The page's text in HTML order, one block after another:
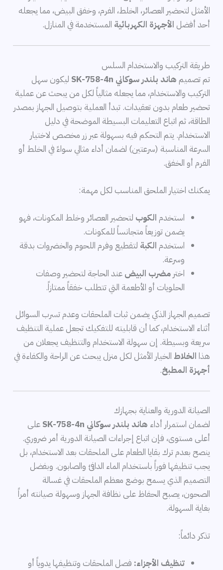
الأمثل لتحضير العصائر، الخلط، الفرم، وخفق البيض، مما يجعله
أحد أفضل الأجهزة الكهربائية المستخدمة في المنازل.
طريقة التركيب والاستخدام السلس
تم تصميم هاند بلندر سوكاني SK-758-4n
ليكون سهل
التركيب والاستخدام، مما يجعله مثالياً لكل من يبحث عن عملية
تحضير طعام بدون تعقيدات. تبدأ العملية بتوصيل الجهاز بمصدر
الطاقة، ثم اتباع التعليمات البسيطة الموضحة في دليل
الاستخدام. يتم التحكم فيه بسهولة عبر زر مخصص لاختيار
السرعة المناسبة (سرعتين) لضمان أداء مثالي سواءً في الخلط أو
الفرم أو الخفق.
يمكنك اختيار الملحق المناسب لكل مهمة:
استخدم الكوب لتحضير العصائر وخلط المكونات، فهو
يضمن توزيعاً متجانساً للمكونات.
استخدم الكبة لتقطيع وفرم اللحوم والخضروات بدقة
وسرعة.
اخترمضرب البيض عند الحاجة لتحضير وصفات
الحلويات أو الأطعمة التي تتطلب خفقاً ممتازاً.
تصميم الجهاز الذكي يضمن ثبات الملحقات وعدم تسرب السوائل
أثناء الاستخدام، كما أن قابليته للتفكيك تجعل عملية التنظيف
سريعة وبسيطة. إن سهولة الاستخدام والتنظيف يجعلان من
هذا الخلاط الخيار الأمثل لكل منزل يبحث عن الراحة والكفاءة في
أجهزة المطبخ.
الصيانة الدورية والعناية بجهازك
لضمان استمرار أداء هاند بلندر سوكاني SK-758-4n
على
أعلى مستوى، فإن اتباع إجراءات الصيانة الدورية أمر ضروري.
ينصح بعدم ترك بقايا الطعام على الملحقات بعد الاستخدام، بل
يجب تنظيفها فوراً باستخدام الماء الدافئ والصابون. وبفضل
التصميم الذي يسمح بوضع معظم الملحقات في غسالة
الصحون، يصبح الحفاظ على نظافة الجهاز وسهولة صيانته أمراً
بغاية السهولة.
تذكر دائماً:
تنظيف الأجزاء: فصل الملحقات وتنظيفها يدوياً أو